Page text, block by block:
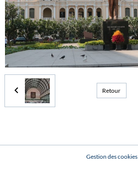
Retour
Gestion des cookies